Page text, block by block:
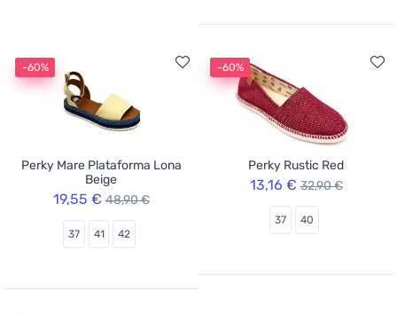
-60%
Perky Mare Plataforma Lona
Beige
19,55 € 48,90 €
37 41 42
-60%
Perky Rustic Red
13,16 € 32,90 €
37 40